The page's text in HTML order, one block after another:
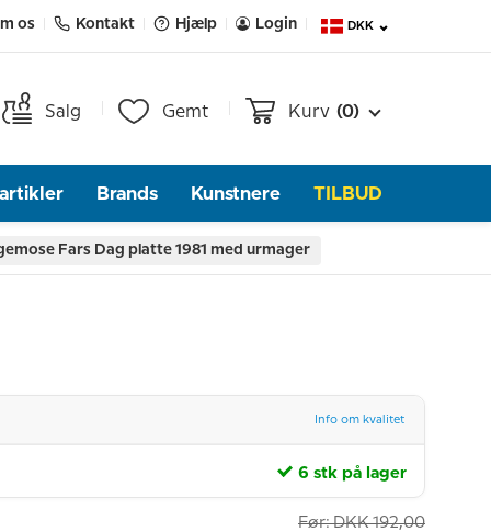
os Kontakt Hjælp Login DKK
Salg Gemt Kurv (0)
Brands Kunstnere TILBUD
Fars Dag platte 1981 med urmager
Info om kvalitet
6 stk på lager
Før: DKK 192,00